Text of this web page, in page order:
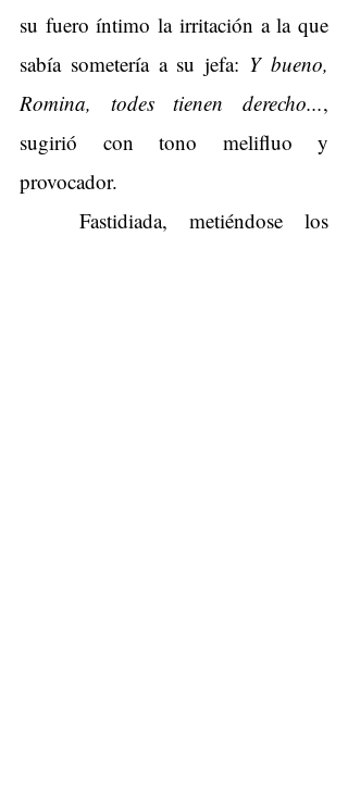
su fuero íntimo la irritación a la que
sabía sometería a su jefa: Y bueno,
Romina, todes tienen derecho...,
sugirió con tono melifluo y
provocador.
Fastidiada, metiéndose los